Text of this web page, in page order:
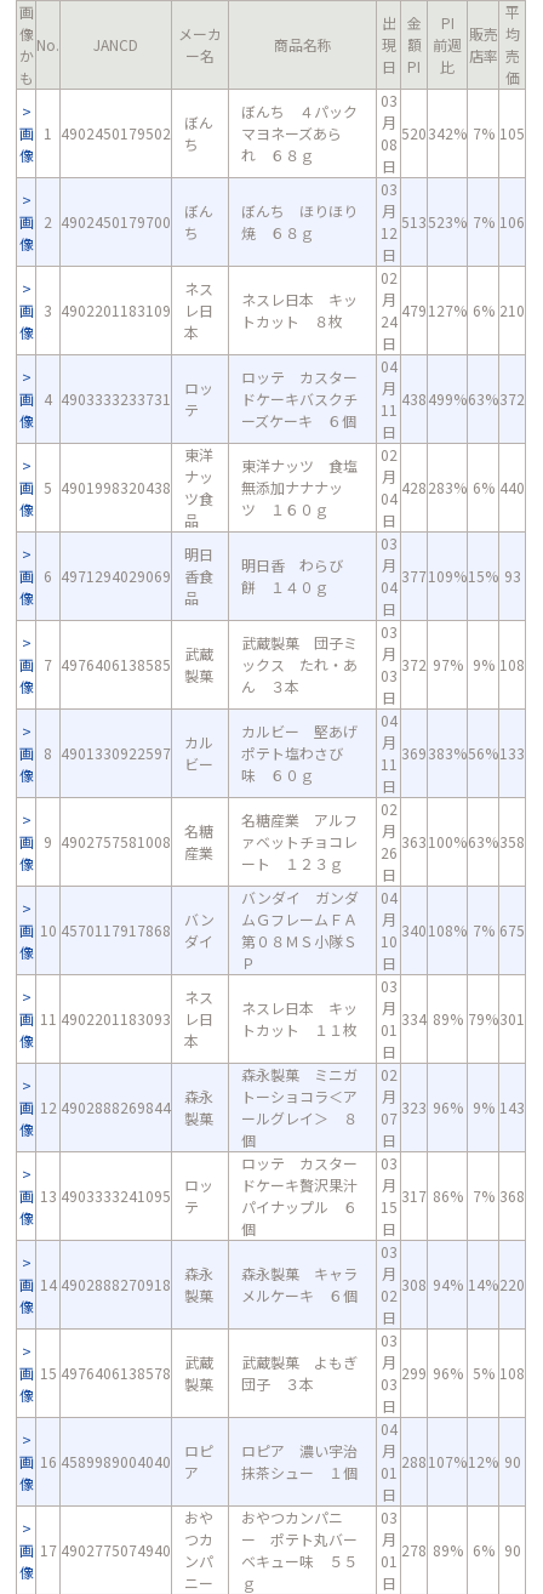
画
像
か
も
No. JANCD
メーカ
ー名
商品名称
出
現
日
金
額
PI
PI
前週
比
販売
店率
平
均
売
価
画
像
1 4902450179502
ぼん
ち
ぼんち ４パック
マヨネーズあら
れ ６８ｇ
03
月
08
日
520342% 7% 105
画
像
2 4902450179700
ぼん
ち
ぼんち ほりほり
焼 ６８ｇ
03
月
12
日
513523% 7% 106
画
像
3 4902201183109
ネス
レ日
本
ネスレ日本 キッ
トカット ８枚
02
月
24
日
479127% 6% 210
画
像
4 4903333233731
ロッ
テ
ロッテ カスター
ドケーキバスクチ
ーズケーキ ６個
04
月
11
日
438499%63%372
画
像
5 4901998320438
東洋
ナッ
ツ食
品
東洋ナッツ 食塩
無添加ナナナッ
ツ １６０ｇ
02
月
04
日
428283% 6% 440
画
像
6 4971294029069
明日
香食
品
明日香 わらび
餅 １４０ｇ
03
月
04
日
377109%15% 93
画
像
7 4976406138585
武蔵
製菓
武蔵製菓 団子ミ
ックス たれ・あ
ん ３本
03
月
03
日
372 97% 9% 108
画
像
8 4901330922597
カル
ビー
カルビー 堅あげ
ポテト塩わさび
味 ６０ｇ
04
月
11
日
369383%56%133
画
像
9 4902757581008
名糖
産業
名糖産業 アルフ
ァベットチョコレ
ート １２３ｇ
02
月
26
日
363100%63%358
画
像
10 4570117917868
バン
ダイ
バンダイ ガンダ
ムＧフレームＦＡ
第０８ＭＳ小隊Ｓ
Ｐ
04
月
10
日
340108% 7% 675
画
像
11 4902201183093
ネス
レ日
本
ネスレ日本 キッ
トカット １１枚
03
月
01
日
334 89% 79%301
画
像
12 4902888269844
森永
製菓
森永製菓 ミニガ
トーショコラ＜ア
ールグレイ＞ ８
個
02
月
07
日
323 96% 9% 143
画
像
13 4903333241095
ロッ
テ
ロッテ カスター
ドケーキ贅沢果汁
パイナップル ６
個
03
月
15
日
317 86% 7% 368
画
像
14 4902888270918
森永
製菓
森永製菓 キャラ
メルケーキ ６個
03
月
02
日
308 94% 14%220
画
像
15 4976406138578
武蔵
製菓
武蔵製菓 よもぎ
団子 ３本
03
月
03
日
299 96% 5% 108
画
像
16 4589989004040
ロピ
ア
ロピア 濃い宇治
抹茶シュー １個
04
月
01
日
288107%12% 90
画
像
17 4902775074940
おや
つカ
ンパ
ニー
おやつカンパニ
ー ポテト丸バー
ベキュー味 ５５
ｇ
03
月
01
日
278 89% 6% 90